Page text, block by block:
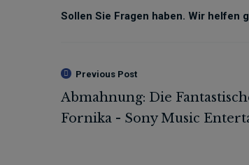
Sollen Sie Fragen haben. Wir helfen
Previous Post